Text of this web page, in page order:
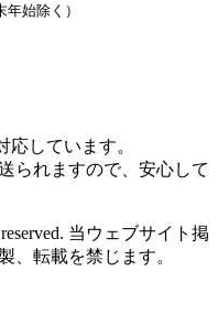
始除く）
応しています。
られますので、安心して
当ウェブサイト掲
、転載を禁じます。